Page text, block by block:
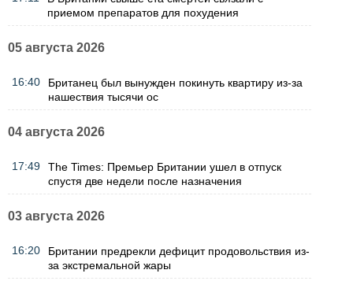
приемом препаратов для похудения
05 августа 2026
16:40
Британец был вынужден покинуть квартиру из-за
нашествия тысячи ос
04 августа 2026
17:49
The Times: Премьер Британии ушел в отпуск
спустя две недели после назначения
03 августа 2026
16:20
Британии предрекли дефицит продовольствия из-
за экстремальной жары